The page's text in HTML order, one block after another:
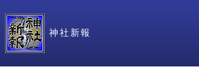
神社新報